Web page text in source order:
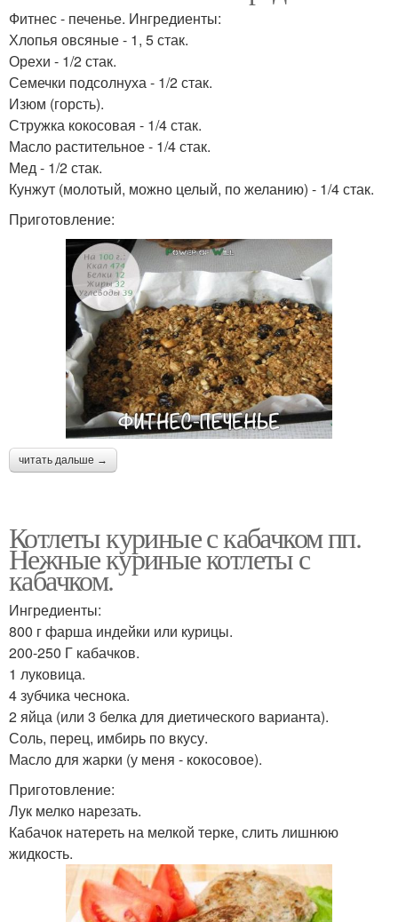
Фитнес - печенье. Ингредиенты:
Хлопья овсяные - 1, 5 стак.
Орехи - 1/2 стак.
Семечки подсолнуха - 1/2 стак.
Изюм (горсть).
Стружка кокосовая - 1/4 стак.
Масло растительное - 1/4 стак.
Мед - 1/2 стак.
Кунжут (молотый, можно целый, по желанию) - 1/4 стак.
Приготовление:
читать дальше →
Котлеты куриные с кабачком пп.
Нежные куриные котлеты с
кабачком.
Ингредиенты:
800 г фарша индейки или курицы.
200-250 Г кабачков.
1 луковица.
4 зубчика чеснока.
2 яйца (или 3 белка для диетического варианта).
Соль, перец, имбирь по вкусу.
Масло для жарки (у меня - кокосовое).
Приготовление:
Лук мелко нарезать.
Кабачок натереть на мелкой терке, слить лишнюю
жидкость.